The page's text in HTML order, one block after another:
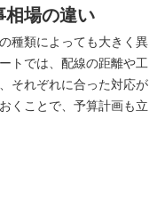
場の違い
種類によっても大きく異
トでは、配線の距離や工
それぞれに合った対応が
くことで、予算計画も立